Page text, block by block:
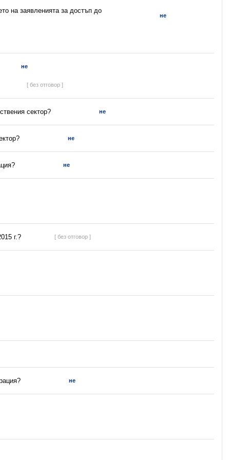
на заявленията за достъп до
не
не
[ без отговор ]
сектор? не
не
не
г.? [ без отговор ]
не